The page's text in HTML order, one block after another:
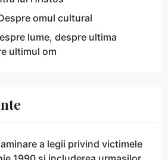
omul cultural
lume, despre ultima
ultimul om
a legii privind victimele